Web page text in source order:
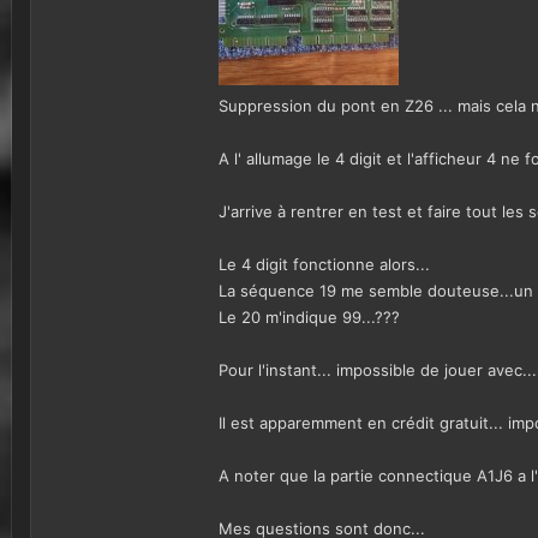
Suppression du pont en Z26 ... mais
A l' allumage le 4 digit et l'afficheur 4 ne
J'arrive à rentrer en test et faire tout les
Le 4 digit fonctionne alors...
La séquence 19 me semble
Le 20 m'indique 99...???
Pour l'instant... impossible de jouer
Il est apparemment en crédit gratuit...
A noter que la partie connectique A1J6 a
Mes questions sont donc...